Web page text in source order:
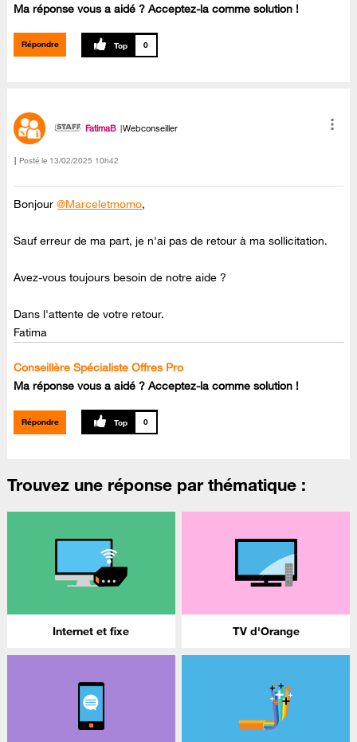
Ma réponse vous a aidé ? Acceptez-la comme solution !
Répondre 0
FatimaB Webconseiller
Posté le ‎13/02/2025 10h42
Bonjour@Marceletmomo,
Sauf erreur de ma part, je n'ai pas de retour à ma sollicitation.
Avez-vous toujours besoin de notre aide ?
Dans l'attente de votre retour.
Fatima
Conseillère Spécialiste Offres Pro
Ma réponse vous a aidé ? Acceptez-la comme solution !
Répondre 0
Trouvez une réponse par thématique :
Internet et fixe TV d'Orange